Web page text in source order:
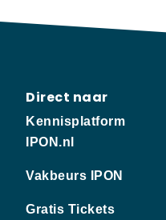
Direct naar
Kennisplatform
IPON.nl
Vakbeurs IPON
Gratis Tickets